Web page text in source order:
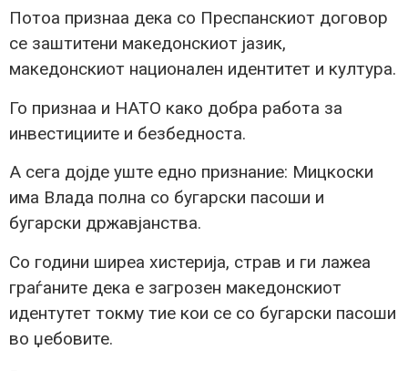
Потоа признаа дека со Преспанскиот договор
се заштитени македонскиот јазик,
македонскиот национален идентитет и култура.
Го признаа и НАТО како добра работа за
инвестициите и безбедноста.
А сега дојде уште едно признание: Мицкоски
има Влада полна со бугарски пасоши и
бугарски државјанства.
Со години ширеа хистерија, страв и ги лажеа
граѓаните дека е загрозен македонскиот
идентутет токму тие кои се со бугарски пасоши
во џебовите.